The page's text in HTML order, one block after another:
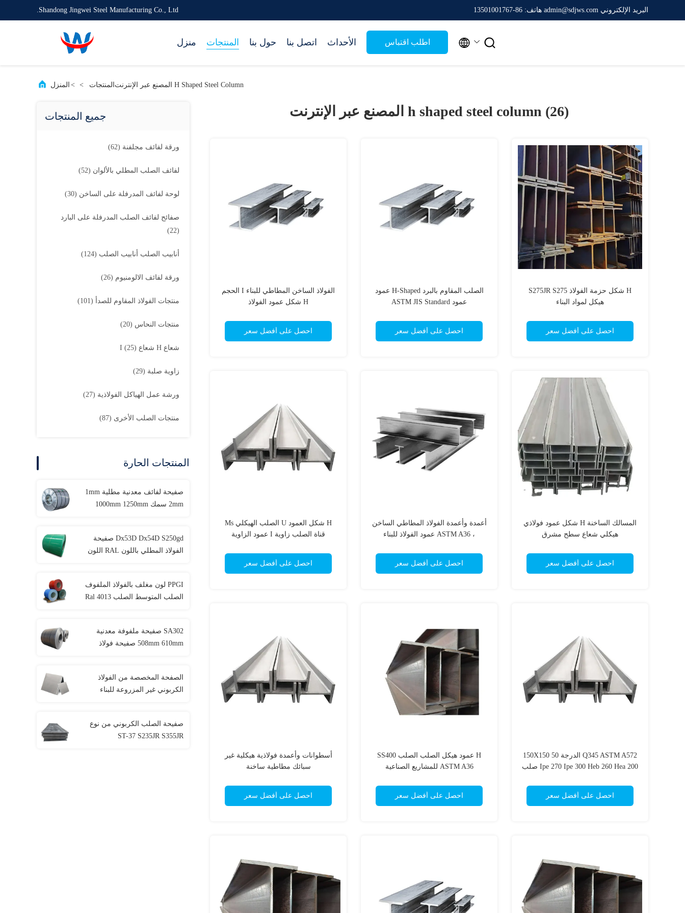
Shandong Jingwei Steel Manufacturing Co., Ltd. البريد الإلكتروني admin@sdjws.com هاتف: 86-13501001767
منزل المنتجات حول بنا اتصل بنا الأحداث اطلب اقتباس  
المنزل > المنتجات > H Shaped Steel Column المصنع عبر الإنترنت
جميع المنتجات
ورقة لفائف مجلفنة (62)
لفائف الصلب المطلي بالألوان (52)
لوحة لفائف المدرفلة على الساخن (30)
صفائح لفائف الصلب المدرفلة على البارد
(22)
أنابيب الصلب أنابيب الصلب (124)
ورقة لفائف الالومنيوم (26)
منتجات الفولاذ المقاوم للصدأ (101)
منتجات النحاس (20)
شعاع H شعاع I (25)
زاوية صلبة (29)
ورشة عمل الهياكل الفولاذية (27)
منتجات الصلب الأخرى (87)
المنتجات الحارة
صفيحة لفائف معدنية مطلية 1mm
2mm سمك 1000mm 1250mm
Dx53D Dx54D S250gd صفيحة
الفولاذ المطلي باللون RAL اللون
PPGI لون مغلف بالفولاذ الملفوف
الصلب المتوسط الصلب Ral 4013
SA302 صفيحة ملفوفة معدنية
508mm 610mm صفيحة فولاذ
الصفحة المخصصة من الفولاذ
الكربوني غير المزروعة للبناء
صفيحة الصلب الكربوني من نوع
ST-37 S235JR S355JR
h shaped steel column (26) المصنع عبر الإنترنت
الفولاذ الساخن المطاطي للبناء I الحجم
H شكل عمود الفولاذ
احصل على أفضل سعر
الصلب المقاوم بالبرد H-Shaped عمود
عمود ASTM JIS Standard
احصل على أفضل سعر
H شكل حزمة الفولاذ S275JR S275
هيكل لمواد البناء
احصل على أفضل سعر
H شكل العمود U الصلب الهيكلي Ms
قناة الصلب زاوية I عمود الزاوية
احصل على أفضل سعر
أعمدة وأعمدة الفولاذ المطاطي الساخن
، ASTM A36 عمود الفولاذ للبناء
احصل على أفضل سعر
المسالك الساخنة H شكل عمود فولاذي
هيكلي شعاع سطح مشرق
احصل على أفضل سعر
أسطوانات وأعمدة فولاذية هيكلية غير
سبائك مطاطية ساخنة
احصل على أفضل سعر
H عمود هيكل الصلب الصلب SS400
ASTM A36 للمشاريع الصناعية
احصل على أفضل سعر
Q345 ASTM A572 الدرجة 50 150X150
Ipe 270 Ipe 300 Heb 260 Hea 200 صلب
احصل على أفضل سعر